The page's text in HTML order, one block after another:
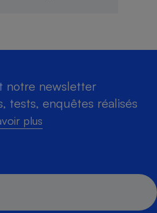
notre newsletter
tests, enquêtes réalisés
plus